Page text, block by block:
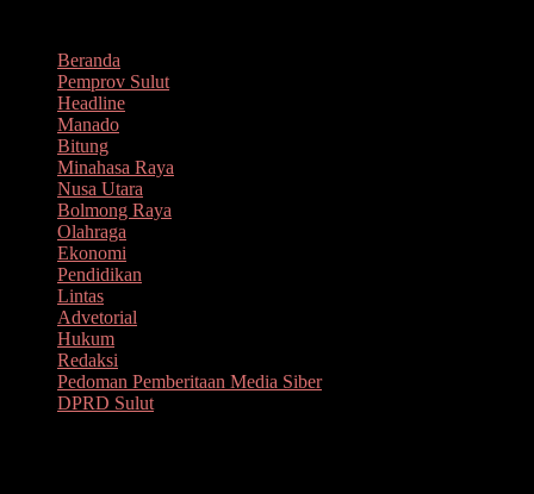
kontenBeranda
Pemprov Sulut
Headline
Manado
Bitung
Minahasa Raya
Nusa Utara
Bolmong Raya
Olahraga
Ekonomi
Pendidikan
Lintas
Advetorial
Hukum
Redaksi
Pedoman Pemberitaan Media Siber
DPRD Sulut